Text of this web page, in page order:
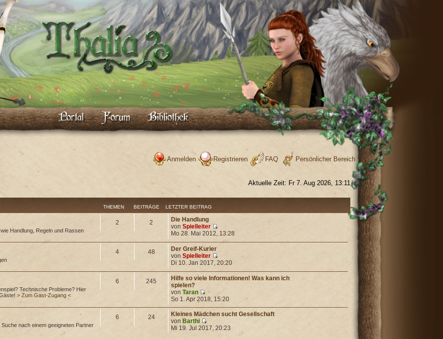
Persönlicher Bereich
FAQ
Registrieren
Anmelden
Aktuelle Zeit: Fr 7. Aug 2026, 13:11
THEMEN BEITRÄGE LETZTER BEITRAG
Handlung, Regeln und Rassen
2 2
Die Handlung
vonSpielleiter
Mo 28. Mai 2012, 13:28
4 48
Der Greif-Kurier
vonSpielleiter
Di 10. Jan 2017, 20:20
Technische Probleme? Hier
> Zum Gast-Zugang <
6 245
Hilfe so viele Informationen! Was kann ich
spielen?
vonTaran
So 1. Apr 2018, 15:20
nach einem geeigneten Partner
6 24
Kleines Mädchen sucht Gesellschaft
vonBarthi
Mi 19. Jul 2017, 20:23